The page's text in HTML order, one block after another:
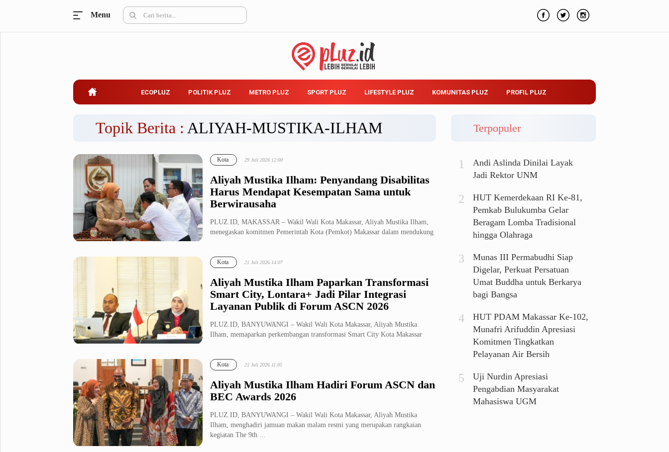
Belanja
Kuliner
Pemilu
Partai Politik
Pilpres
Hukum & Kriminal
Internasional
Pemerintahan
Bulutangkis
Golf
Infotainment
Menu
ECOPLUZ POLITIK PLUZ METRO PLUZ SPORT PLUZ LIFESTYLE PLUZ KOMUNITAS PLUZ PROFIL PLUZ
Topik Berita : ALIYAH-MUSTIKA-ILHAM
Aliyah Mustika Ilham: Penyandang Disabilitas
Harus Mendapat Kesempatan Sama untuk
Berwirausaha
Kota 29 Juli 2026 12:00
PLUZ.ID, MAKASSAR – Wakil Wali Kota Makassar, Aliyah Mustika Ilham,
menegaskan komitmen Pemerintah Kota (Pemkot) Makassar dalam mendukung
Aliyah Mustika Ilham Paparkan Transformasi
Smart City, Lontara+ Jadi Pilar Integrasi
Layanan Publik di Forum ASCN 2026
Kota 21 Juli 2026 14:07
PLUZ.ID, BANYUWANGI – Wakil Wali Kota Makassar, Aliyah Mustika
Ilham, memaparkan perkembangan transformasi Smart City Kota Makassar
Aliyah Mustika Ilham Hadiri Forum ASCN dan
BEC Awards 2026
Kota 21 Juli 2026 11:05
PLUZ.ID, BANYUWANGI – Wakil Wali Kota Makassar, Aliyah Mustika
Ilham, menghadiri jamuan makan malam resmi yang merupakan rangkaian
kegiatan The 9th ...
Terpopuler
Andi Aslinda Dinilai Layak
Jadi Rektor UNM
HUT Kemerdekaan RI Ke-81,
Pemkab Bulukumba Gelar
Beragam Lomba Tradisional
hingga Olahraga
Munas III Permabudhi Siap
Digelar, Perkuat Persatuan
Umat Buddha untuk Berkarya
bagi Bangsa
HUT PDAM Makassar Ke-102,
Munafri Arifuddin Apresiasi
Komitmen Tingkatkan
Pelayanan Air Bersih
Uji Nurdin Apresiasi
Pengabdian Masyarakat
Mahasiswa UGM